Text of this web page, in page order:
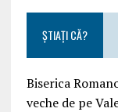
ȘTIAȚI CĂ?
Biserica
veche de pe